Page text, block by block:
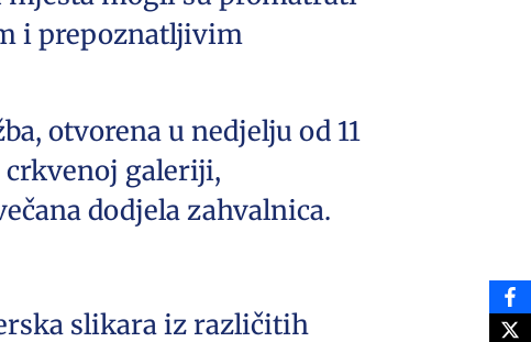
i prepoznatljivim
otvorena u nedjelju od 11
galeriji,
dodjela zahvalnica.
slikara iz različitih